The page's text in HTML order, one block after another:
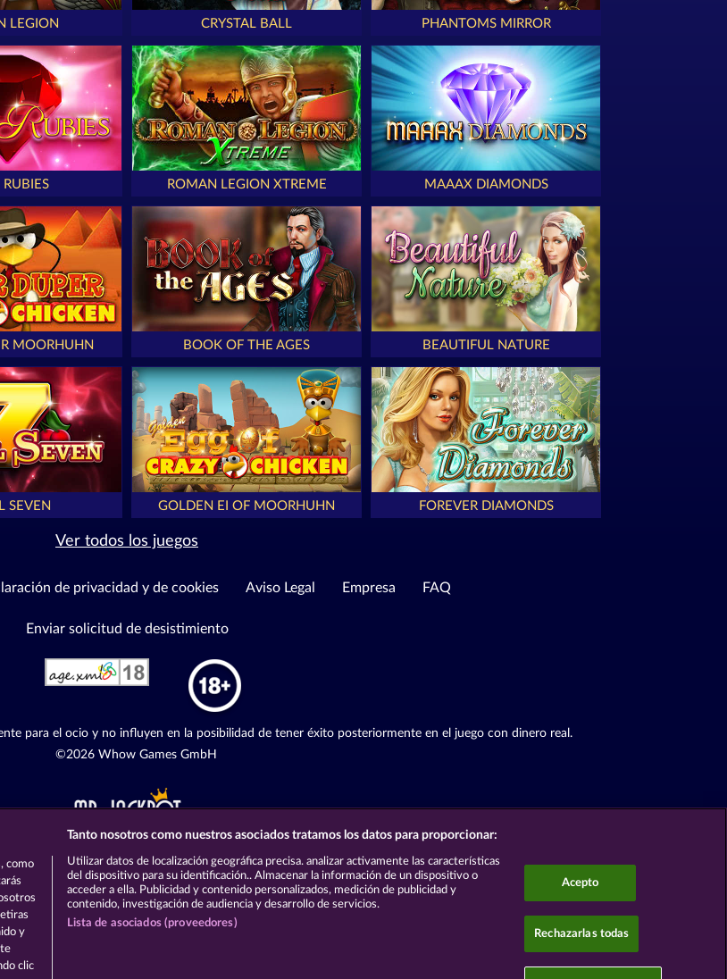
LEGION CRYSTAL BALL PHANTOMS MIRROR
ROMAN LEGION XTREME MAAAX DIAMONDS
MOORHUHN BOOK OF THE AGES BEAUTIFUL NATURE
SEVEN GOLDEN EI OF MOORHUHN FOREVER DIAMONDS
Ver todos los juegos
de privacidad y de cookies Aviso Legal Empresa FAQ
Enviar solicitud de desistimiento
para el ocio y no influyen en la posibilidad de tener éxito posteriormente en el juego con dinero real.
©2026 Whow Games GmbH
como
y
clic
Tanto nosotros como nuestros asociados tratamos los datos para proporcionar:
Utilizar datos de localización geográfica precisa. analizar activamente las características
del dispositivo para su identificación.. Almacenar la información de un dispositivo o
acceder a ella. Publicidad y contenido personalizados, medición de publicidad y
contenido, investigación de audiencia y desarrollo de servicios.
Lista de asociados (proveedores)
Acepto
Rechazarlas todas